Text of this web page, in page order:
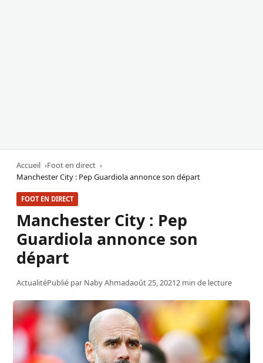
Accueil
Foot en direct
Manchester City : Pep Guardiola annonce son départ
FOOT EN DIRECT
Manchester City : Pep
Guardiola annonce son
départ
ActualitéPublié par Naby Ahmadaoût 25, 20212 min de lecture